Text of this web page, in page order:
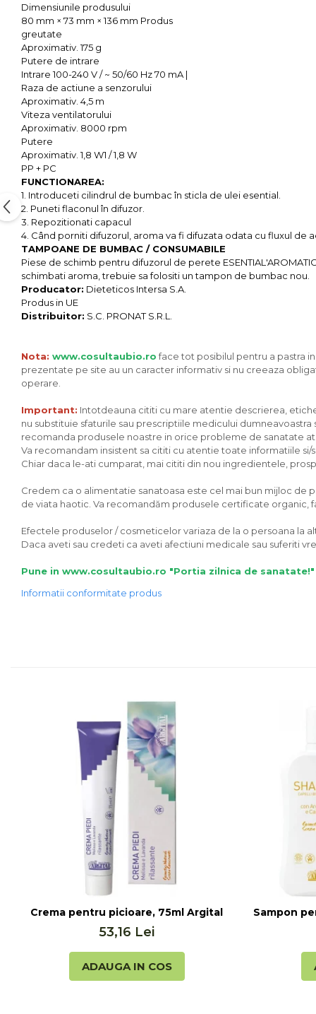
Fermenti si gelifianti
Produse din soia
Sare si inlocuitori
Produse care inlocuiesc carnea
Unt, alternativa unt
Paine bio
Paste
Terci bio
Dulciuri
Ciocolata
Dulceturi, gemuri, compoturi
Creme
Bomboane, Caramele si Jeleuri
Biscuiti si napolitane
Inghetata
Zahar si indulcitori
Batoane
Dulciuri bio
Snacksuri
Seminte, fructe uscate, samburi
Mixuri, condimente si mirodenii
Mixuri
Condimente
Mirodenii
Pesto Bio
Specialitati si produse asiatice
Dimensiunile produsului
80 mm × 73 mm × 136 mm Produs
greutate
Aproximativ. 175 g
Putere de intrare
Intrare 100-240 V / ~ 50/60 Hz 70 mA |
Raza de actiune a senzorului
Aproximativ. 4,5 m
Viteza ventilatorului
Aproximativ. 8000 rpm
Putere
Aproximativ. 1,8 W1 / 1,8 W
PP + PC
FUNCTIONAREA:
1. Introduceti cilindrul de bumbac în sticla de ulei esential.
2. Puneti flaconul în difuzor.
3. Repozitionati capacul
4. Când porniti difuzorul, aroma va fi difuzata odata cu fluxul de
TAMPOANE DE BUMBAC / CONSUMABILE
Piese de schimb pentru difuzorul de perete
schimbati aroma, trebuie sa folositi un tampon de bumbac nou.
Producator: Dieteticos Intersa S.A.
Produs in UE
Distribuitor: S.C. PRONAT S.R.L.
Nota: www.cosultaubio.roface tot posibilul pentru a pastra
prezentate pe site au un caracter informativ si nu creeaza
operare.
Important: Intotdeauna cititi cu mare atentie descrierea,
nu substituie sfaturile sau prescriptiile medicului
recomanda produsele noastre in orice probleme de sanatate
Va recomandam insistent sa cititi cu atentie toate informatiile
Chiar daca le-ati cumparat, mai cititi din nou ingredientele,
Credem ca o alimentatie sanatoasa este cel mai bun mijloc de
de viata haotic. Va recomandăm produsele certificate organic,
Efectele produselor / cosmeticelor variaza de la o persoana la
Daca aveti sau credeti ca aveti afectiuni medicale sau suferiti
Pune in www.cosultaubio.ro "Portia zilnica de sanatate!"
Informatii conformitate produs
Crema pentru picioare, 75ml Argital
53,16 Lei
ADAUGA IN COS
Sampon